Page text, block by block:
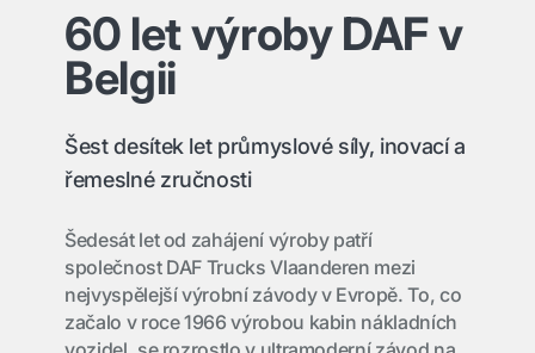
60 let výroby DAF v
Belgii
Šest desítek let průmyslové síly, inovací a
řemeslné zručnosti
Šedesát let od zahájení výroby patří
společnost DAF Trucks Vlaanderen mezi
nejvyspělejší výrobní závody v Evropě. To, co
začalo v roce 1966 výrobou kabin nákladních